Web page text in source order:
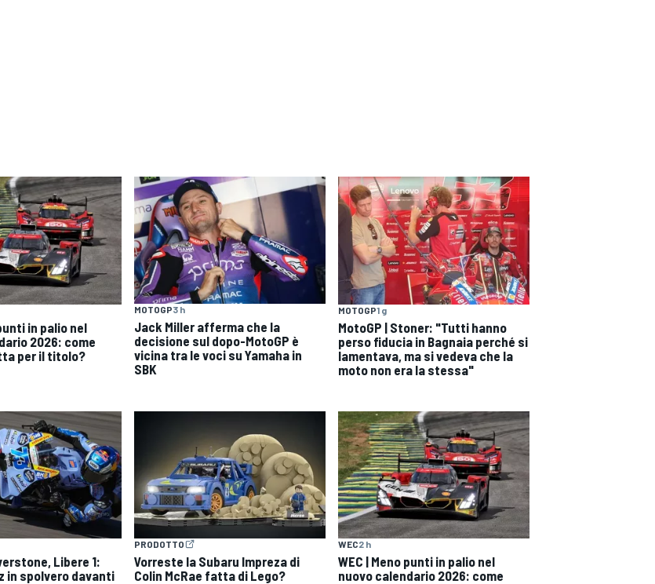
in palio nel
2026: come
per il titolo?
MOTOGP3 h
Jack Miller afferma che la
decisione sul dopo-MotoGP è
vicina tra le voci su Yamaha in
SBK
MOTOGP1 g
MotoGP | Stoner: "Tutti hanno
perso fiducia in Bagnaia perché si
lamentava, ma si vedeva che la
moto non era la stessa"
Libere 1:
in spolvero davanti
PRODOTTO
Vorreste la Subaru Impreza di
Colin McRae fatta di Lego?
WEC2 h
WEC | Meno punti in palio nel
nuovo calendario 2026: come